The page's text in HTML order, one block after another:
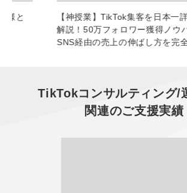
様と
【神授業】TikTok集客を日本一
解説！50万フォロワー獲得ノウ
SNS経由の売上の伸ばし方を完
TikTokコンサルティング/
関連のご支援実績